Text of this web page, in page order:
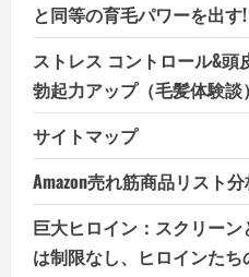
と同等の育毛パワーを出す!
ストレス コントロール&
勃起力アップ（毛髪体験談）
サイトマップ
Amazon売れ筋商品リスト
巨大ヒロイン：スクリー
は制限なし、ヒロインたち